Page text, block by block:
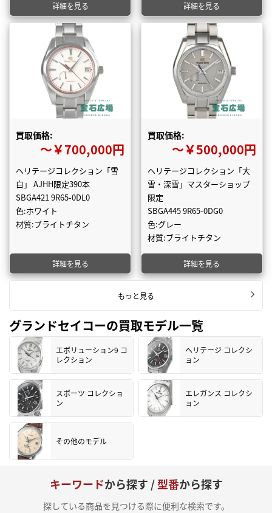
詳細を見る 詳細を見る
買取価格:
〜￥700,000円
ヘリテージコレクション「雪
白」 AJHH限定390本
SBGA421 9R65-0DL0
色:ホワイト
材質:ブライトチタン
詳細を見る
買取価格:
〜￥500,000円
ヘリテージコレクション「大
雪・深雪」マスターショップ
限定
SBGA445 9R65-0DG0
色:グレー
材質:ブライトチタン
詳細を見る
もっと見る
グランドセイコーの買取モデル一覧
エボリューション9 コ
レクション
ヘリテージ コレクシ
ョン
スポーツ コレクショ
ン
エレガンス コレクシ
ョン
その他のモデル
キーワードから探す /型番から探す
探している商品を見つける際に便利な検索です。